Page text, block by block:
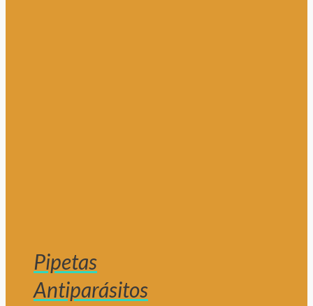
Pipetas
Antiparásitos